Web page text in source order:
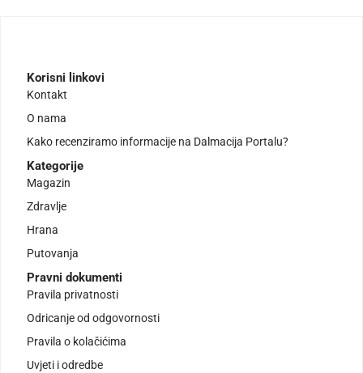
Korisni linkovi
Kontakt
O nama
Kako recenziramo informacije na Dalmacija Portalu?
Kategorije
Magazin
Zdravlje
Hrana
Putovanja
Pravni dokumenti
Pravila privatnosti
Odricanje od odgovornosti
Pravila o kolačićima
Uvjeti i odredbe